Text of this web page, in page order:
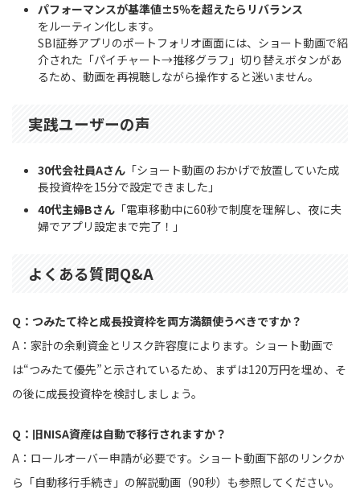
パフォーマンスが基準値±5％を超えたらリバランス
をルーティン化します。
SBI証券アプリのポートフォリオ画面には、ショート動画で紹
介された「パイチャート→推移グラフ」切り替えボタンがあ
るため、動画を再視聴しながら操作すると迷いません。
実践ユーザーの声
30代会社員Aさん 「ショート動画のおかげで放置していた成
長投資枠を15分で設定できました」
40代主婦Bさん 「電車移動中に60秒で制度を理解し、夜に夫
婦でアプリ設定まで完了！」
よくある質問Q&A
Q：つみたて枠と成長投資枠を両方満額使うべきですか？
A：家計の余剰資金とリスク許容度によります。ショート動画で
は“つみたて優先”と示されているため、まずは120万円を埋め、そ
の後に成長投資枠を検討しましょう。
Q：旧NISA資産は自動で移行されますか？
A：ロールオーバー申請が必要です。ショート動画下部のリンクか
ら「自動移行手続き」の解説動画（90秒）も参照してください。